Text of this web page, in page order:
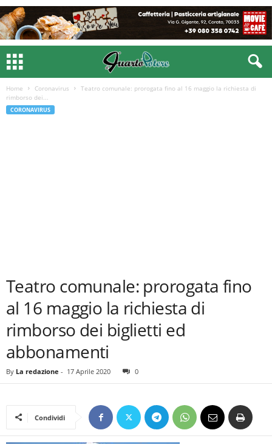
Home Coronavirus
Teatro comunale: prorogata fino al 16 maggio la richiesta di
rimborso dei...
CORONAVIRUS
Teatro comunale: prorogata fino
al 16 maggio la richiesta di
rimborso dei biglietti ed
abbonamenti
By La redazione - 17 Aprile 2020 0
Condividi